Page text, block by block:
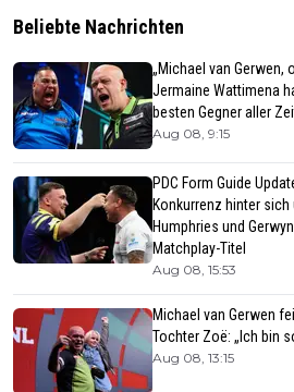
Beliebte Nachrichten
„Michael van Gerwen,
Jermaine Wattimena
besten Gegner aller
Aug 08, 9:15
PDC Form Guide
Konkurrenz hinter
Humphries und
Matchplay-Titel
Aug 08, 15:53
Michael van Gerwen
Tochter Zoë: „Ich bin
Aug 08, 13:15